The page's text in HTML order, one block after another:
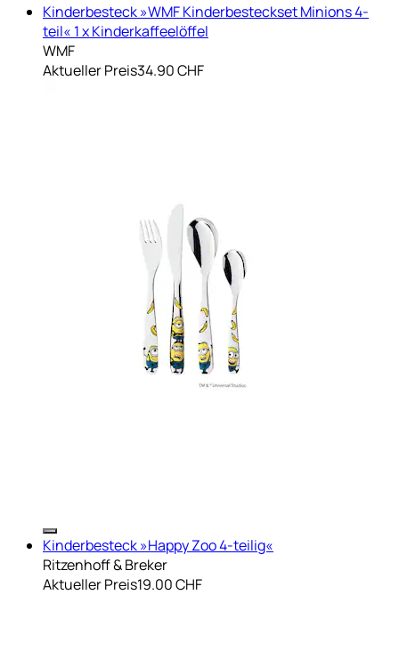
Kinderbesteck »WMF Kinderbesteckset Minions 4-
teil« 1 x Kinderkaffeelöffel
WMF
Aktueller Preis34.90 CHF
Kinderbesteck »Happy Zoo 4-teilig«
Ritzenhoff & Breker
Aktueller Preis19.00 CHF